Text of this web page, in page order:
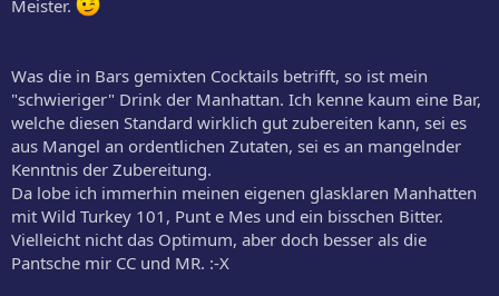
Meister.
Was die in Bars gemixten Cocktails betrifft, so ist mein
"schwieriger" Drink der Manhattan. Ich kenne kaum eine Bar,
welche diesen Standard wirklich gut zubereiten kann, sei es
aus Mangel an ordentlichen Zutaten, sei es an mangelnder
Kenntnis der Zubereitung.
Da lobe ich immerhin meinen eigenen glasklaren Manhatten
mit Wild Turkey 101, Punt e Mes und ein bisschen Bitter.
Vielleicht nicht das Optimum, aber doch besser als die
Pantsche mir CC und MR. :-X